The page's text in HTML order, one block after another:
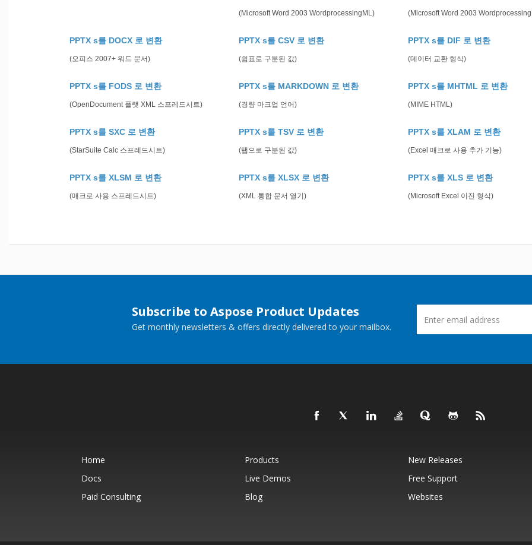
(Microsoft Word 2003 WordprocessingML) (Microsoft Word 2003
PPTX s를 DOCX 로 변환
(오피스 2007+ 워드 문서)
PPTX s를 CSV 로 변환
(쉼표로 구분된 값)
PPTX s를 DIF 로 변환
(데이터 교환 형식)
PPTX s를 FODS 로 변환
(OpenDocument 플랫 XML 스프레드시트)
PPTX s를 MARKDOWN 로 변환
(경량 마크업 언어)
PPTX s를 MHTML 로 변환
(MIME HTML)
PPTX s를 SXC 로 변환
(StarSuite Calc 스프레드시트)
PPTX s를 TSV 로 변환
(탭으로 구분된 값)
PPTX s를 XLAM 로 변환
(Excel 매크로 사용 추가 기능)
PPTX s를 XLSM 로 변환
(매크로 사용 스프레드시트)
PPTX s를 XLSX 로 변환
(XML 통합 문서 열기)
PPTX s를 XLS 로 변환
(Microsoft Excel 이진 형식)
Subscribe to Aspose Product Updates
Get monthly newsletters & offers directly delivered to your mailbox.
Home Products
New Releases
Docs
Live Demos
Free Support
Paid Consulting
Blog Websites